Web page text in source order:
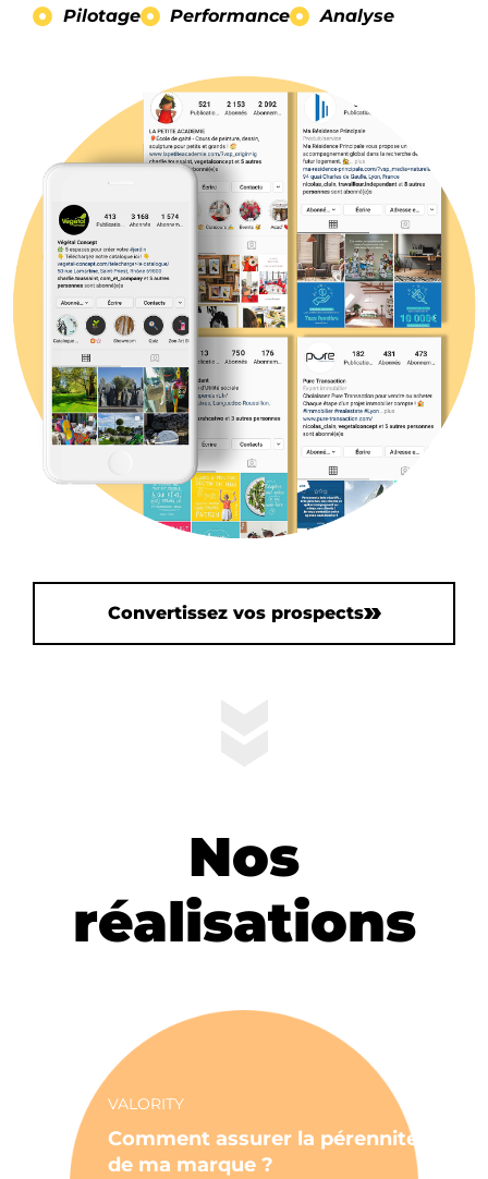
Nous recrutons
Notre communauté
Contactez nous
Pilotage Performance Analyse
Convertissez vos prospects
Nos
réalisations
VALORITY
Comment assurer la pérennité
de ma marque ?